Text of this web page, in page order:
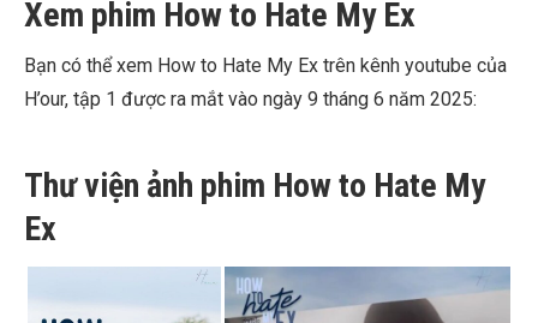
Xem phim How to Hate My Ex
Bạn có thể xem How to Hate My Ex trên kênh youtube của
H’our, tập 1 được ra mắt vào ngày 9 tháng 6 năm 2025:
Thư viện ảnh phim How to Hate My
Ex